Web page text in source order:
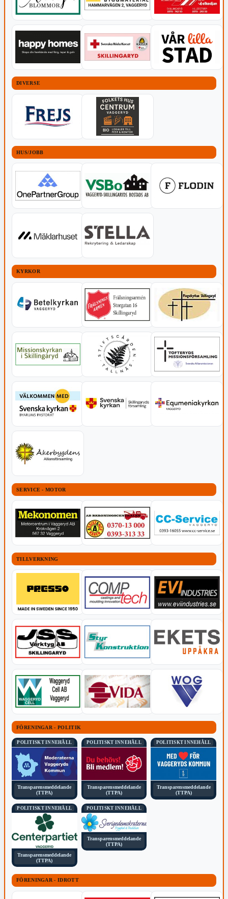
DIVERSE
HUS/JOBB
KYRKOR
SERVICE - MOTOR
TILLVERKNING
FÖRENINGAR - POLITIK
POLITISKT INNEHÅLL
Transparensmeddelande
(TTPA)
POLITISKT INNEHÅLL
Transparensmeddelande
(TTPA)
POLITISKT INNEHÅLL
Transparensmeddelande
(TTPA)
POLITISKT INNEHÅLL
Transparensmeddelande
(TTPA)
POLITISKT INNEHÅLL
Transparensmeddelande
(TTPA)
FÖRENINGAR - IDROTT